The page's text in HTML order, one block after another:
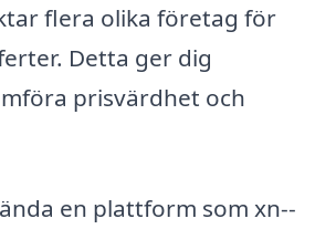
flera olika företag för
Detta ger dig
prisvärdhet och
en plattform som xn--